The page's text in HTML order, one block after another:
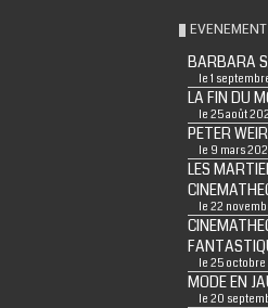
EVENEMENT
BARBARA
le 1
LA FIN DU
le 25 août
PETER
le 9 mars
LES
le 22
le 25 octobre
MODE EN
le 20